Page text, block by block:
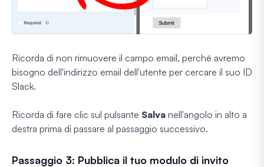
Ricorda di non rimuovere il campo email, perché avremo
bisogno dell'indirizzo email dell'utente per cercare il suo ID
Slack.
Ricorda di fare clic sul pulsante Salva nell'angolo in alto a
destra prima di passare al passaggio successivo.
Passaggio 3: Pubblica il tuo modulo di invito